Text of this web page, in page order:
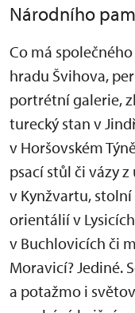
Národního
Co má
hradu Švihova,
portrétní galerie,
turecký stan v
v Horšovském
psací stůl či vázy
v Kynžvartu,
orientálií v
v Buchlovicích či
Moravicí? Jediné.
a potažmo i